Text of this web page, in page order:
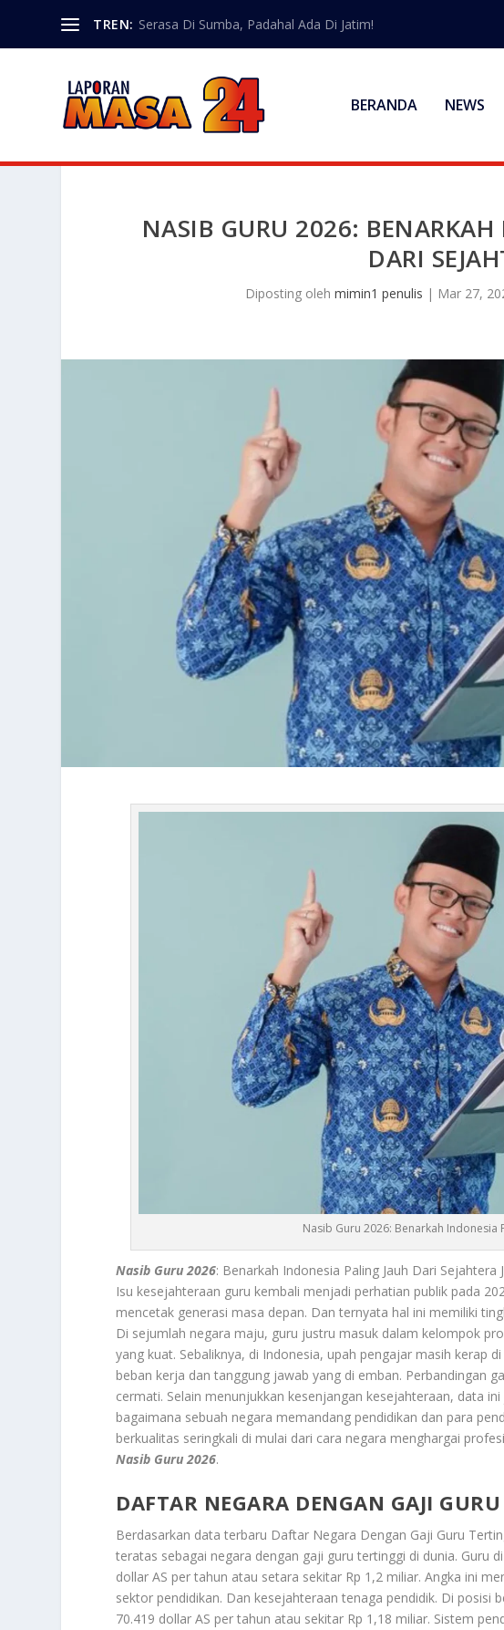
TREN: Serasa Di Sumba, Padahal Ada Di Jatim!
BERANDA NEWS
NASIB GURU 2026:
DARI
Diposting olehmimin1 penulis | Mar 27,
Nasib Guru 2026: Benarkah Indonesia
Nasib Guru 2026: Benarkah Indonesia Paling Jauh Dari
Isu kesejahteraan guru kembali menjadi perhatian publik pada
mencetak generasi masa depan. Dan ternyata hal ini memiliki
Di sejumlah negara maju, guru justru masuk dalam kelompok
yang kuat. Sebaliknya, di Indonesia, upah pengajar masih kerap
beban kerja dan tanggung jawab yang di emban. Perbandingan
cermati. Selain menunjukkan kesenjangan kesejahteraan, data
bagaimana sebuah negara memandang pendidikan dan para
berkualitas seringkali di mulai dari cara negara menghargai
Nasib Guru 2026.
DAFTAR NEGARA DENGAN GAJI
Berdasarkan data terbaru Daftar Negara Dengan Gaji Guru
teratas sebagai negara dengan gaji guru tertinggi di dunia. Guru
dollar AS per tahun atau setara sekitar Rp 1,2 miliar. Angka ini
sektor pendidikan. Dan kesejahteraan tenaga pendidik. Di posisi
70.419 dollar AS per tahun atau sekitar Rp 1,18 miliar. Sistem